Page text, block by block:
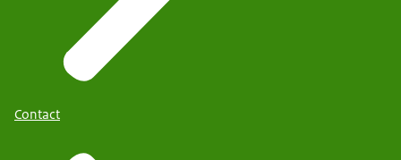
Contact